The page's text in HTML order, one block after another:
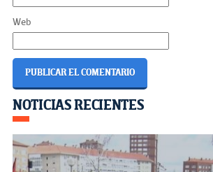
Web
Navegación
de
entradas
NOTICIAS RECIENTES